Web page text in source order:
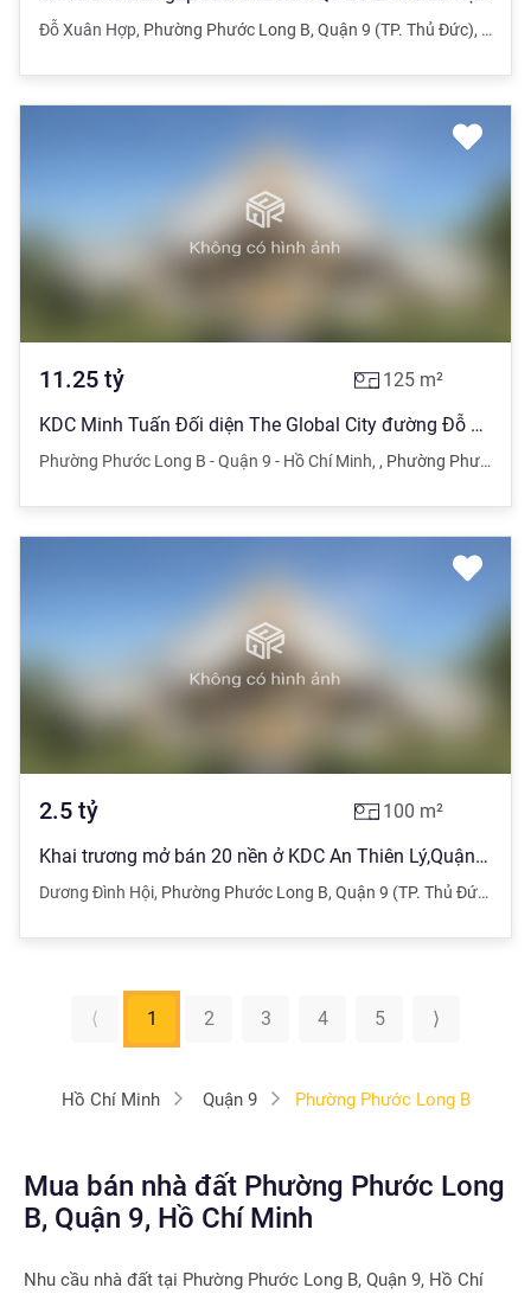
Đỗ Xuân Hợp, Phường Phước Long B, Quận 9 (TP. Thủ Đức),
11.25 tỷ 125 m²
KDC Minh Tuấn Đối diện The Global City đường Đỗ Xuân Hợp, quận 2
Phường Phước Long B - Quận 9 - Hồ Chí Minh, , Phường Phước Long B - Quận 9 - Hồ Chí Minh
2.5 tỷ 100 m²
Khai trương mở bán 20 nền ở KDC An Thiên Lý,Quận9. 100m2/2tỷ500.SHR
Dương Đình Hội, Phường Phước Long B, Quận 9 (TP. Thủ Đức)
⟨ 1 2 3 4 5 ⟩
Hồ Chí Minh Quận 9 Phường Phước Long B
Mua bán nhà đất Phường Phước Long
B, Quận 9, Hồ Chí Minh
Nhu cầu nhà đất tại Phường Phước Long B, Quận 9, Hồ Chí